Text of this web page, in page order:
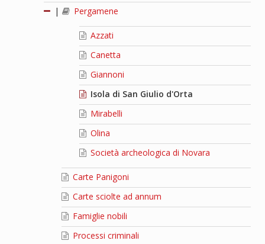
| Pergamene
Azzati
Canetta
Giannoni
Isola di San Giulio d'Orta
Mirabelli
Olina
Società archeologica di Novara
Carte Panigoni
Carte sciolte ad annum
Famiglie nobili
Processi criminali